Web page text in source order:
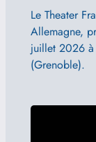
Le Theater
Allemagne,
juillet 2026
(Grenoble).